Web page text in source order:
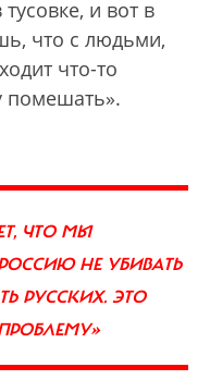
и вот в
что с людьми,
что-то
помешать».
ЧТО МЫ
НЕ УБИВАТЬ
РУССКИХ. ЭТО